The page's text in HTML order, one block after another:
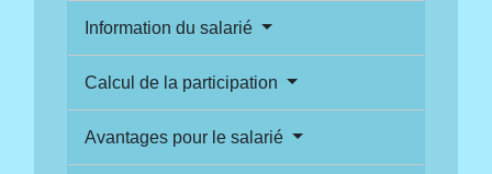
Information du salarié
Calcul de la participation
Avantages pour le salarié